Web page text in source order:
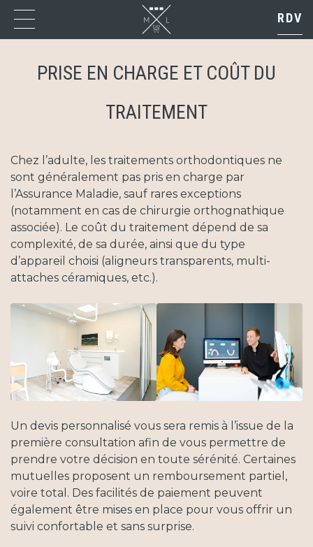
Skip
content
RDV
Cabinet
Orthodontie
Сonseils
Urgences
Technologies
Contact
PRISE EN CHARGE ET COÛT DU
TRAITEMENT
Chez l’adulte, les traitements orthodontiques ne
sont généralement pas pris en charge par
l’Assurance Maladie, sauf rares exceptions
(notamment en cas de chirurgie orthognathique
associée). Le coût du traitement dépend de sa
complexité, de sa durée, ainsi que du type
d’appareil choisi (aligneurs transparents, multi-
attaches céramiques, etc.).
Un devis personnalisé vous sera remis à l’issue de la
première consultation afin de vous permettre de
prendre votre décision en toute sérénité. Certaines
mutuelles proposent un remboursement partiel,
voire total. Des facilités de paiement peuvent
également être mises en place pour vous offrir un
suivi confortable et sans surprise.